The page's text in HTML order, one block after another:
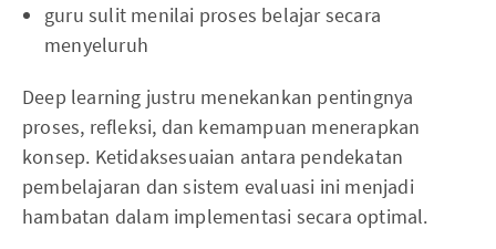
guru sulit menilai proses belajar secara
menyeluruh
Deep learning justru menekankan pentingnya
proses, refleksi, dan kemampuan menerapkan
konsep. Ketidaksesuaian antara pendekatan
pembelajaran dan sistem evaluasi ini menjadi
hambatan dalam implementasi secara optimal.